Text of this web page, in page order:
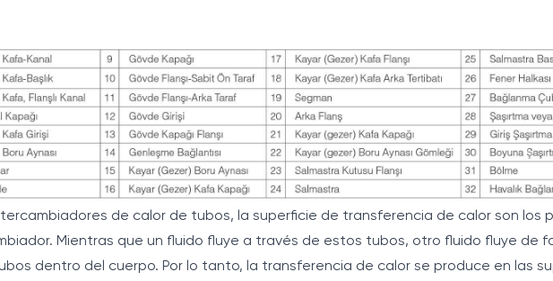
de calor de tubos, la superficie de transferencia de calor son los
Mientras que un fluido fluye a través de estos tubos, otro fluido fluye de
dentro del cuerpo. Por lo tanto, la transferencia de calor se produce en las